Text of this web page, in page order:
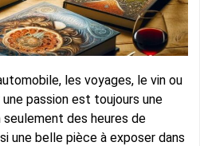
les voyages, le vin ou
une passion est toujours une
des heures de
une belle pièce à exposer dans